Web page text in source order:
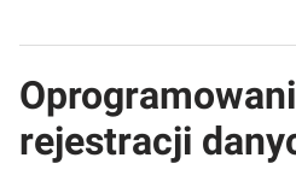
rejestracji